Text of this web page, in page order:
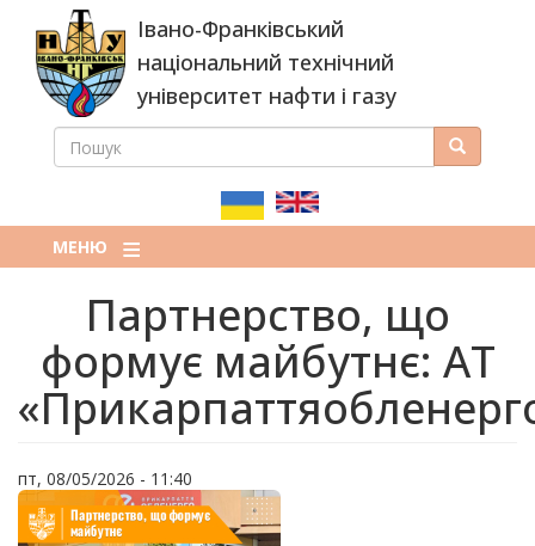
основного
вмісту
Івано-Франківський
національний технічний
університет нафти і газу
ПОШУКОВА
ПОШУК Пошук
МЕНЮ
Партнерство, що
формує майбутнє: АТ
пт, 08/05/2026 - 11:40